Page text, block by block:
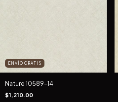
ENVÍO GRATIS
Nature 10589-14
$1,210.00